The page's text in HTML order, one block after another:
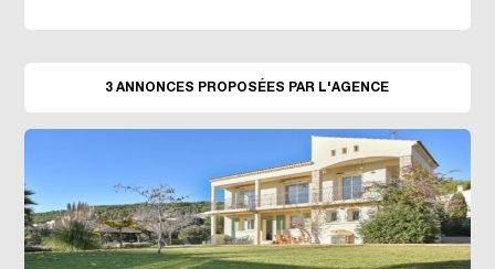
3 ANNONCES PROPOSÉES PAR L'AGENCE